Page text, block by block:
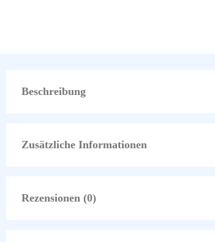
Beschreibung
Zusätzliche Informationen
Rezensionen (0)